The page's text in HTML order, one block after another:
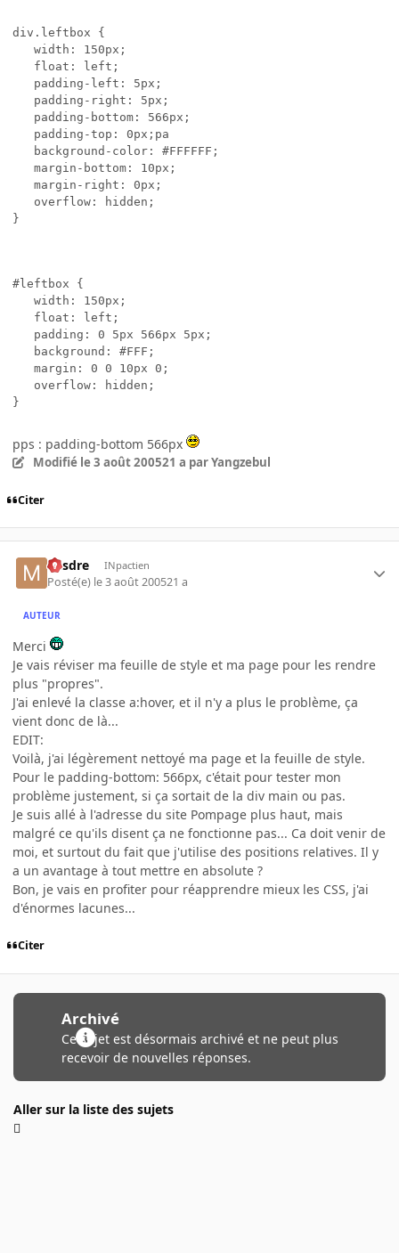
div.leftbox {
width: 150px;
float: left;
padding-left: 5px;
padding-right: 5px;
padding-bottom: 566px;
padding-top: 0px;pa
background-color: #FFFFFF;
margin-bottom: 10px;
margin-right: 0px;
overflow: hidden;
}
#leftbox {
width: 150px;
float: left;
padding: 0 5px 566px 5px;
background: #FFF;
margin: 0 0 10px 0;
overflow: hidden;
}
pps : padding-bottom 566px
Modifié le 3 août 200521 a par Yangzebul
Citer
Misdre INpactien
Posté(e) le 3 août 200521 a
AUTEUR
Merci
Je vais réviser ma feuille de style et ma page pour les rendre
plus "propres".
J'ai enlevé la classe a:hover, et il n'y a plus le problème, ça
vient donc de là...
EDIT:
Voilà, j'ai légèrement nettoyé ma page et la feuille de style.
Pour le padding-bottom: 566px, c'était pour tester mon
problème justement, si ça sortait de la div main ou pas.
Je suis allé à l'adresse du site Pompage plus haut, mais
malgré ce qu'ils disent ça ne fonctionne pas... Ca doit venir de
moi, et surtout du fait que j'utilise des positions relatives. Il y
a un avantage à tout mettre en absolute ?
Bon, je vais en profiter pour réapprendre mieux les CSS, j'ai
d'énormes lacunes...
Citer
Archivé
Ce sujet est désormais archivé et ne peut plus
recevoir de nouvelles réponses.
Aller sur la liste des sujets